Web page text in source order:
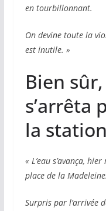
en tourbillonnant.
On devine toute la
est inutile. »
Bien
s’arrêta
la
« L’eau s’avança,
place de la Madeleine.
Surpris par l’arrivée